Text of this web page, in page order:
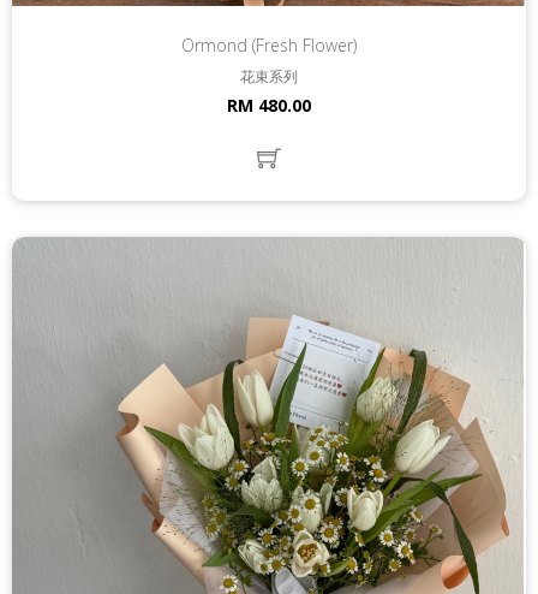
Ormond (Fresh Flower)
花束系列
RM 480.00